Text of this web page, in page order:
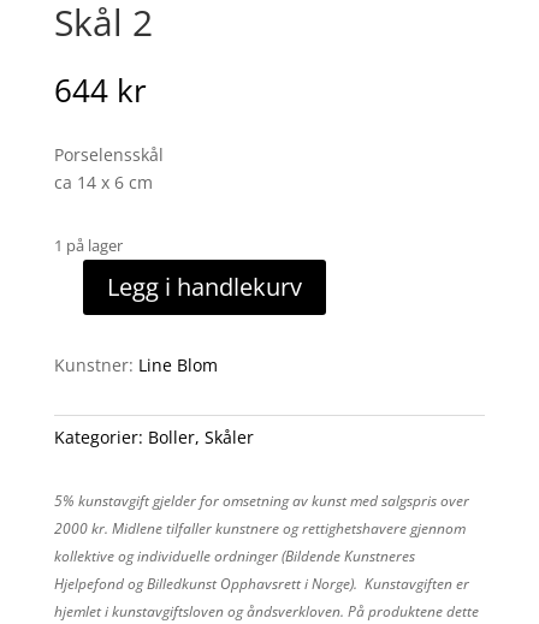
Skål 2
644 kr
Porselensskål
ca 14 x 6 cm
1 på lager
antall
Legg i handlekurv
Kunstner: Line Blom
Kategorier: Boller, Skåler
5% kunstavgift gjelder for omsetning av kunst med salgspris over
2000 kr. Midlene tilfaller kunstnere og rettighetshavere gjennom
kollektive og individuelle ordninger (Bildende Kunstneres
Hjelpefond og Billedkunst Opphavsrett i Norge). Kunstavgiften er
hjemlet i kunstavgiftsloven og åndsverkloven. På produktene dette